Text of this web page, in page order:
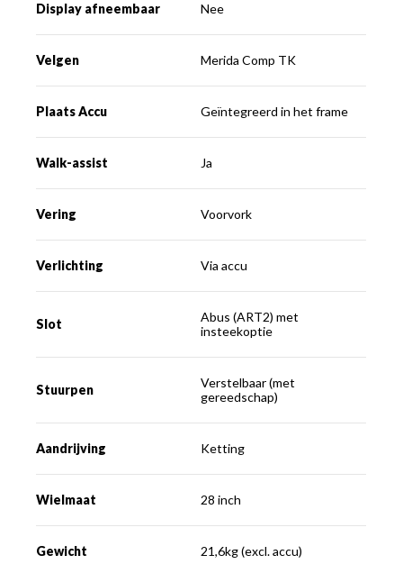
Display afneembaar Nee
Velgen Merida Comp TK
Plaats Accu Geïntegreerd in het frame
Walk-assist Ja
Vering Voorvork
Verlichting Via accu
Slot
Abus (ART2) met
insteekoptie
Stuurpen
Verstelbaar (met
gereedschap)
Aandrijving Ketting
Wielmaat 28 inch
Gewicht 21,6kg (excl. accu)